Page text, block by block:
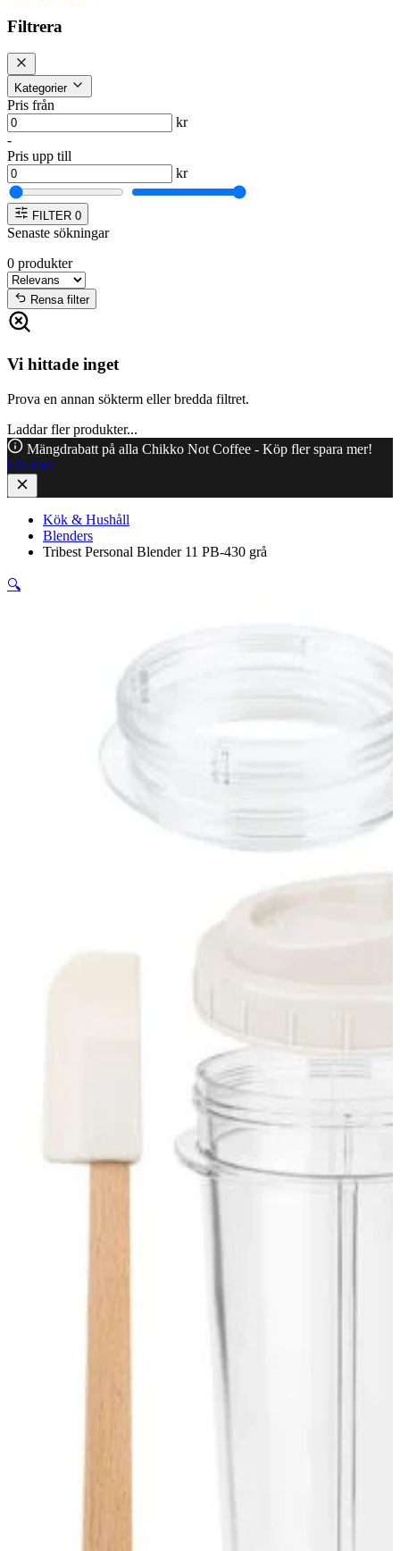
Filtrera
Kategorier
Pris från
kr
-
Pris upp till
kr
FILTER 0
Senaste sökningar
0 produkter
Rensa filter
Vi hittade inget
Prova en annan sökterm eller bredda filtret.
Laddar fler produkter...
Mängdrabatt på alla Chikko Not Coffee - Köp fler spara mer!
Läs mer
Kök & Hushåll
Blenders
Tribest Personal Blender 11 PB-430 grå
🔍